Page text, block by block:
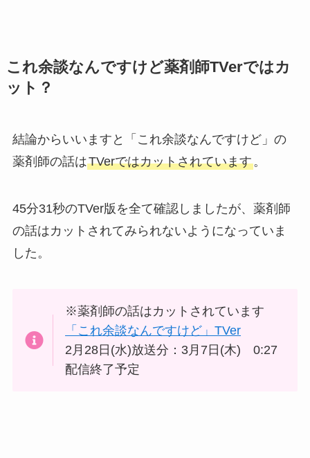
これ余談なんですけど薬剤師TVerではカ
ット？
結論からいいますと「これ余談なんですけど」の
薬剤師の話はTVerではカットされています。
45分31秒のTVer版を全て確認しましたが、薬剤師
の話はカットされてみられないようになっていま
した。
※薬剤師の話はカットされています
「これ余談なんですけど」TVer
2月28日(水)放送分：3月7日(木) 0:27
配信終了予定